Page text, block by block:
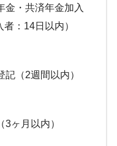
金・共済年金加入
：14日以内）
（2週間以内）
ヶ月以内）